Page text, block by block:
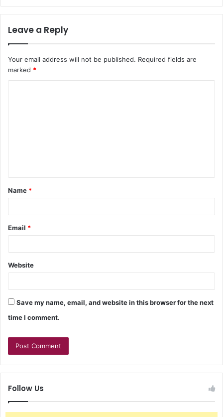
Leave a Reply
Your email address will not be published. Required fields are
marked *
Name *
Email *
Website
Save my name, email, and website in this browser for the next
time I comment.
Follow Us